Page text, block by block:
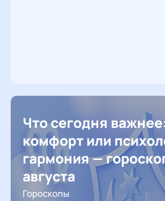
Что сегодня
комфорт или
гармония —
августа
Гороскопы